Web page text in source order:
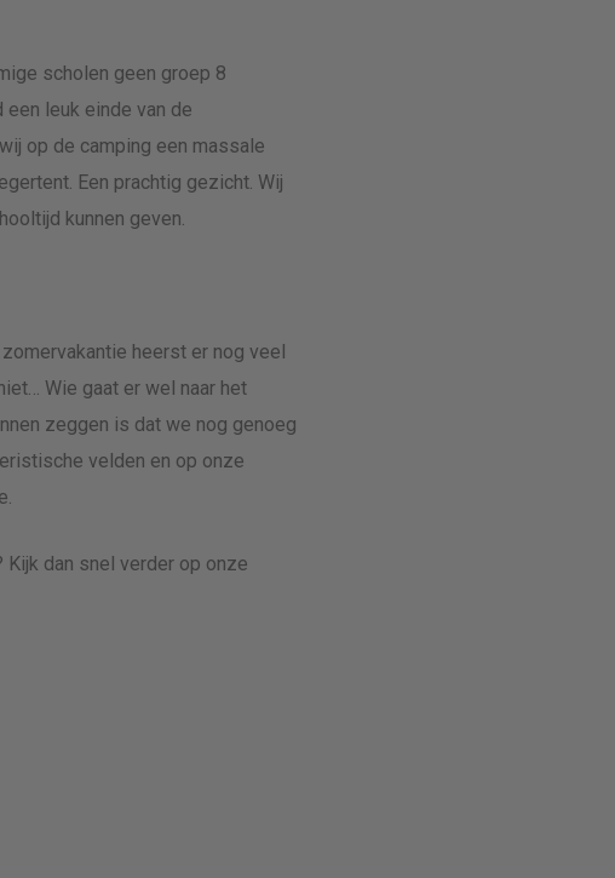
scholen geen groep 8
leuk einde van de
op de camping een massale
Een prachtig gezicht. Wij
kunnen geven.
heerst er nog veel
Wie gaat er wel naar het
zeggen is dat we nog genoeg
velden en op onze
dan snel verder op onze